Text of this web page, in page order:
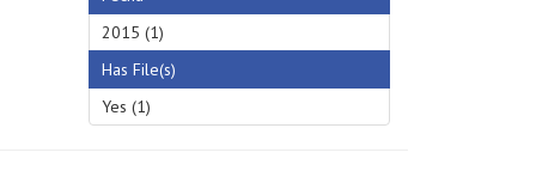
2015 (1)
Has File(s)
Yes (1)